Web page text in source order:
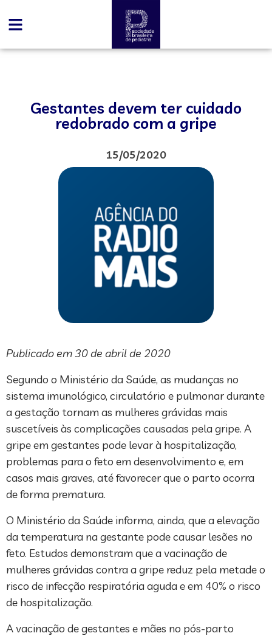
Gestantes devem ter cuidado
redobrado com a gripe
15/05/2020
Publicado em 30 de abril de 2020
Segundo o Ministério da Saúde, as mudanças no
sistema imunológico, circulatório e pulmonar durante
a gestação tornam as mulheres grávidas mais
suscetíveis às complicações causadas pela gripe. A
gripe em gestantes pode levar à hospitalização,
problemas para o feto em desenvolvimento e, em
casos mais graves, até favorecer que o parto ocorra
de forma prematura.
O Ministério da Saúde informa, ainda, que a elevação
da temperatura na gestante pode causar lesões no
feto. Estudos demonstram que a vacinação de
mulheres grávidas contra a gripe reduz pela metade o
risco de infecção respiratória aguda e em 40% o risco
de hospitalização.
A vacinação de gestantes e mães no pós-parto